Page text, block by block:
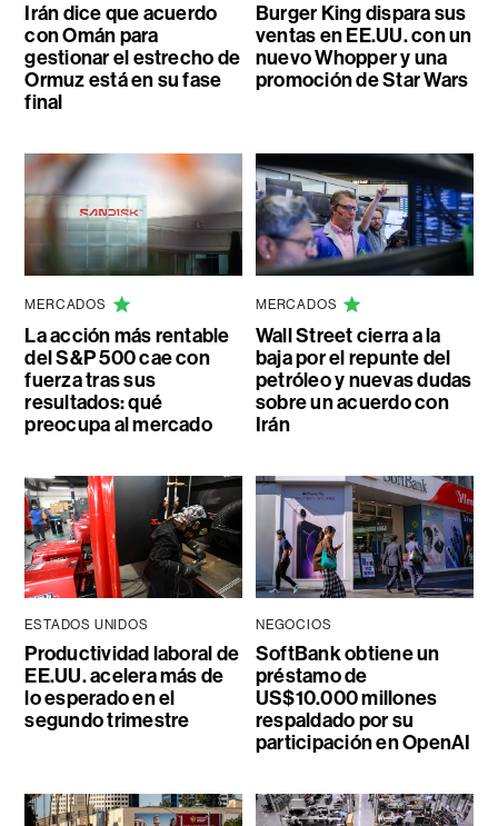
Irán dice que acuerdo
con Omán para
gestionar el estrecho de
Ormuz está en su fase
final
Burger King dispara sus
ventas en EE.UU. con un
nuevo Whopper y una
promoción de Star Wars
MERCADOS
La acción más rentable
del S&P 500 cae con
fuerza tras sus
resultados: qué
preocupa al mercado
MERCADOS
Wall Street cierra a la
baja por el repunte del
petróleo y nuevas dudas
sobre un acuerdo con
Irán
ESTADOS UNIDOS
Productividad laboral de
EE.UU. acelera más de
lo esperado en el
segundo trimestre
NEGOCIOS
SoftBank obtiene un
préstamo de
US$10.000 millones
respaldado por su
participación en OpenAI